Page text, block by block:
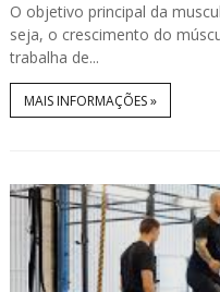
O objetivo principal da
seja, o crescimento do
trabalha de...
MAIS INFORMAÇÕES »